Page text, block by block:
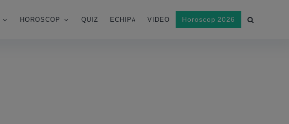
HOROSCOP QUIZ ECHIPA VIDEO Horoscop 2026